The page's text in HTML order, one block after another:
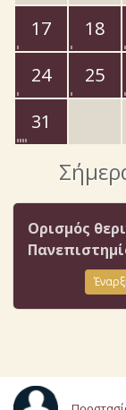
17
18
24
25
31
Ορισμός